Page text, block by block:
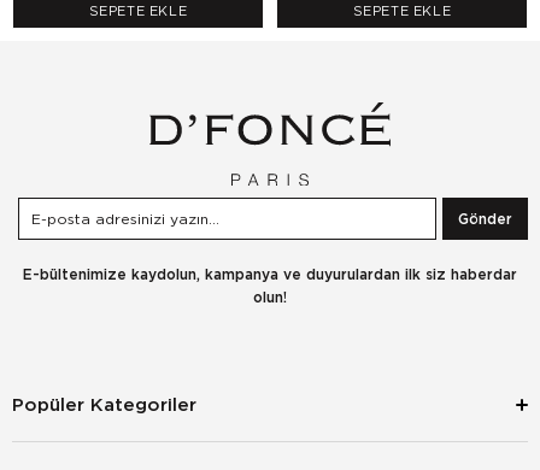
SEPETE EKLE SEPETE EKLE
Gönder
E-bültenimize kaydolun, kampanya ve duyurulardan ilk siz haberdar
olun!
Popüler Kategoriler